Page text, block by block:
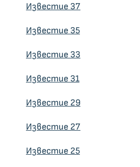
Известие 37
Известие 35
Известие 33
Известие 31
Известие 29
Известие 27
Известие 25